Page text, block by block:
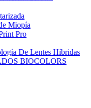
Miopía
Pro
De Lentes Híbridas
BIOCOLORS